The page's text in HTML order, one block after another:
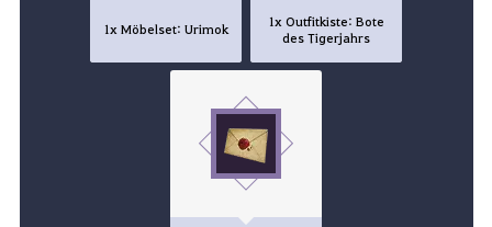
1x Möbelset: Urimok
1x Outfitkiste: Bote
des Tigerjahrs